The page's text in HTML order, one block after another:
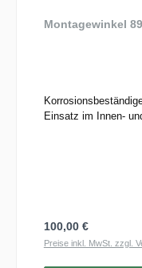
Montagewinkel
Einsatz im Innen-
Regulärer Preis:
100,00 €
Preise inkl. MwSt. zzgl.